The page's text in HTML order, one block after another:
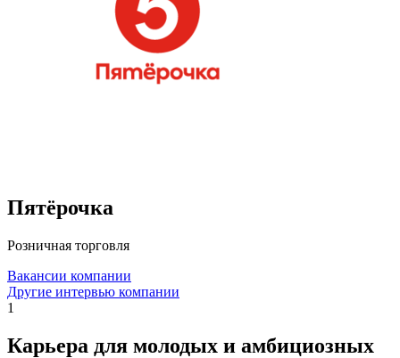
Пятёрочка
Розничная торговля
Вакансии компании
Другие интервью компании
1
Карьера для молодых и амбициозных